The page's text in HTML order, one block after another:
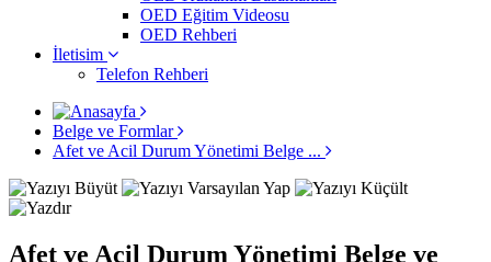
OED Eğitim Videosu
OED Rehberi
İletisim
Telefon Rehberi
Belge ve Formlar
Afet ve Acil Durum Yönetimi Belge ...
Afet ve Acil Durum Yönetimi Belge ve